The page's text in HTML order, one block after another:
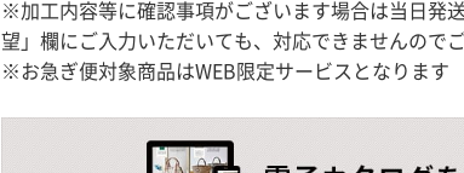
※加工内容等に確認事項がございます場合は当日発
望」欄にご入力いただいても、対応できませんので
※お急ぎ便対象商品はWEB限定サービスとなります